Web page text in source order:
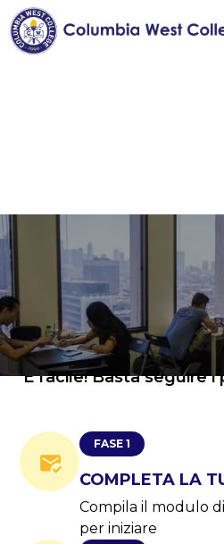
Come
iscrivermi
È facile! Basta seguire i
FASE 1
COMPLETA LA
Compila il modulo
per iniziare